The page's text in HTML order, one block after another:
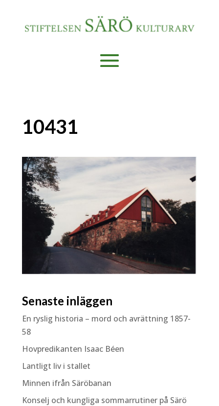
10431
Senaste inläggen
En ryslig historia – mord och avrättning 1857-
58
Hovpredikanten Isaac Béen
Lantligt liv i stallet
Minnen ifrån Säröbanan
Konselj och kungliga sommarrutiner på Särö